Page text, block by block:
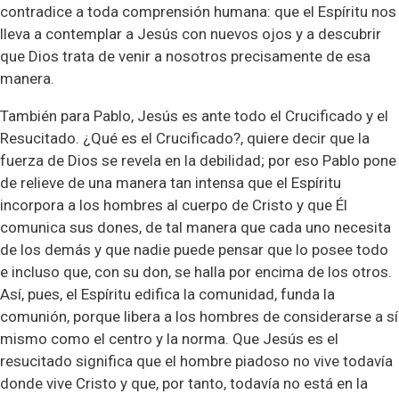
contradice a toda comprensión humana: que el Espíritu nos
lleva a contemplar a Jesús con nuevos ojos y a descubrir
que Dios trata de venir a nosotros precisamente de esa
manera.
También para Pablo, Jesús es ante todo el Crucificado y el
Resucitado. ¿Qué es el Crucificado?, quiere decir que la
fuerza de Dios se revela en la debilidad; por eso Pablo pone
de relieve de una manera tan intensa que el Espíritu
incorpora a los hombres al cuerpo de Cristo y que Él
comunica sus dones, de tal manera que cada uno necesita
de los demás y que nadie puede pensar que lo posee todo
e incluso que, con su don, se halla por encima de los otros.
Así, pues, el Espíritu edifica la comunidad, funda la
comunión, porque libera a los hombres de considerarse a sí
mismo como el centro y la norma. Que Jesús es el
resucitado significa que el hombre piadoso no vive todavía
donde vive Cristo y que, por tanto, todavía no está en la